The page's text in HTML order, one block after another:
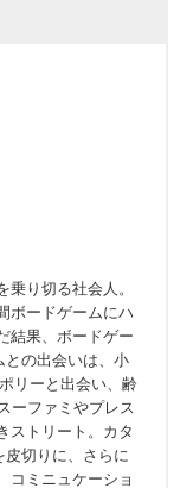
乗り切る社会人。
ボードゲームにハ
結果、ボードゲー
の出会いは、小
リーと出会い、齢
ーファミやプレス
ストリート。カタ
切りに、さらに
コミニュケーショ